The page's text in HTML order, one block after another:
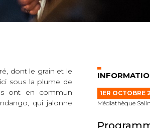
dont le grain et le
sous la plume de
ont en commun
qui jalonne
1ER OCTOBRE
Médiathèque